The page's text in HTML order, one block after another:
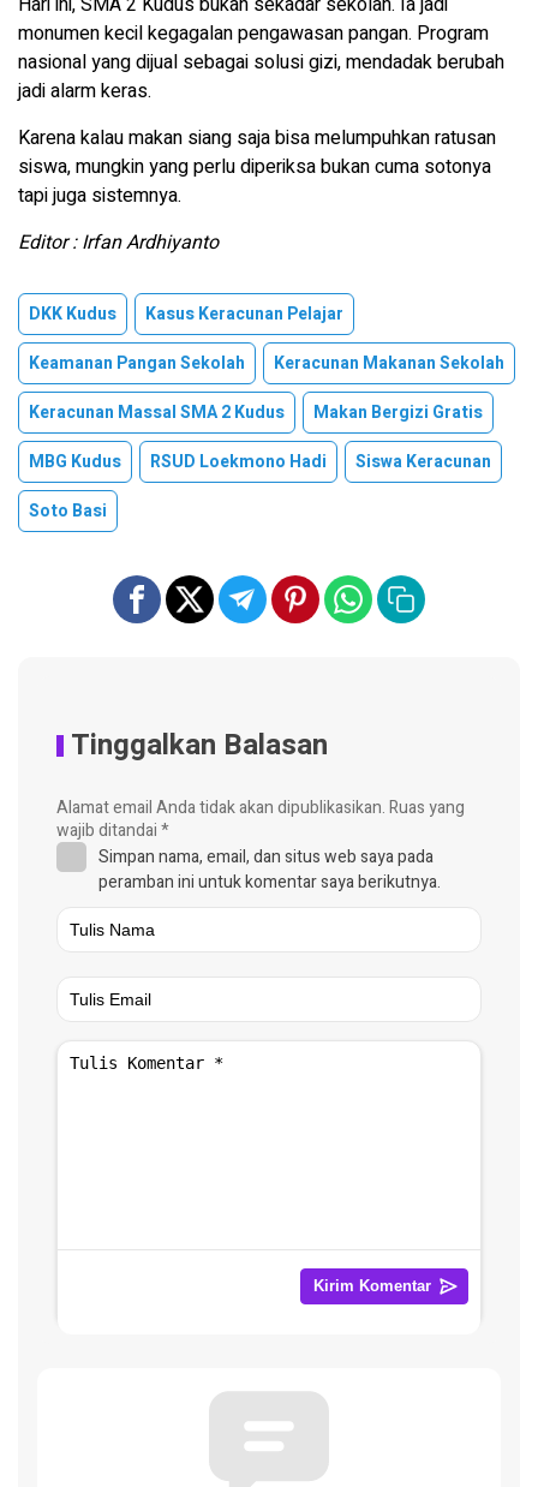
monumen kecil kegagalan pengawasan pangan. Program
nasional yang dijual sebagai solusi gizi, mendadak berubah
jadi alarm keras.
Karena kalau makan siang saja bisa melumpuhkan ratusan
siswa, mungkin yang perlu diperiksa bukan cuma sotonya
tapi juga sistemnya.
Editor : Irfan Ardhiyanto
DKK Kudus
Kasus Keracunan Pelajar
Keamanan Pangan Sekolah
Keracunan Makanan Sekolah
Keracunan Massal SMA 2 Kudus
Makan Bergizi Gratis
MBG Kudus
RSUD Loekmono Hadi
Siswa Keracunan
Soto Basi
Tinggalkan Balasan
Alamat email Anda tidak akan dipublikasikan.Ruas yang
wajib ditandai*
Simpan nama, email, dan situs web saya pada
peramban ini untuk komentar saya berikutnya.